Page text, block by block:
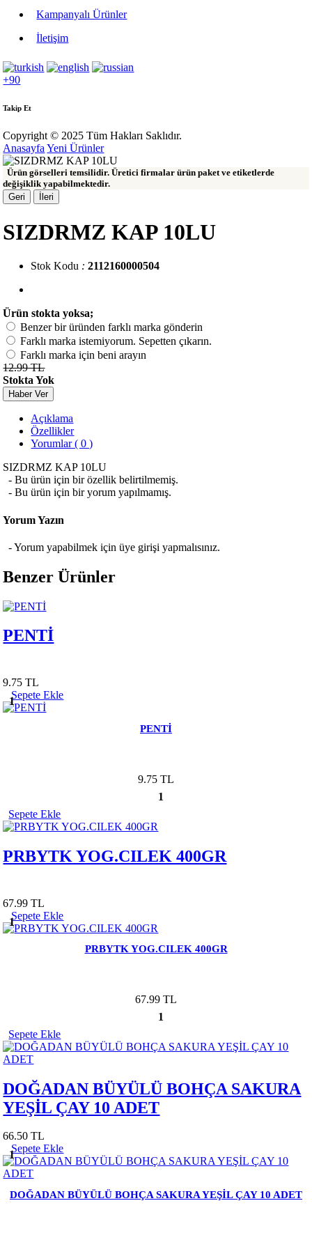
Kampanyalı Ürünler
İletişim
+90
Takip Et
Copyright © 2025 Tüm Hakları Saklıdır.
Anasayfa Yeni Ürünler
Ürün görselleri temsilidir. Üretici firmalar ürün paket ve etiketlerde
değişiklik yapabilmektedir.
Geri
İleri
SIZDRMZ KAP 10LU
Stok Kodu : 2112160000504
Ürün stokta yoksa;
Benzer bir üründen farklı marka gönderin
Farklı marka istemiyorum. Sepetten çıkarın.
Farklı marka için beni arayın
12.99 TL
Stokta Yok
Haber Ver
Açıklama
Özellikler
Yorumlar ( 0 )
SIZDRMZ KAP 10LU
- Bu ürün için bir özellik belirtilmemiş.
- Bu ürün için bir yorum yapılmamış.
Yorum Yazın
- Yorum yapabilmek için üye girişi yapmalısınız.
Benzer Ürünler
PENTİ
9.75 TL
1
Sepete Ekle
PENTİ
9.75 TL
1
Sepete Ekle
PRBYTK YOG.CILEK 400GR
67.99 TL
1
Sepete Ekle
PRBYTK YOG.CILEK 400GR
67.99 TL
1
Sepete Ekle
DOĞADAN BÜYÜLÜ BOHÇA SAKURA
YEŞİL ÇAY 10 ADET
66.50 TL
1
Sepete Ekle
DOĞADAN BÜYÜLÜ BOHÇA SAKURA YEŞİL ÇAY 10 ADET